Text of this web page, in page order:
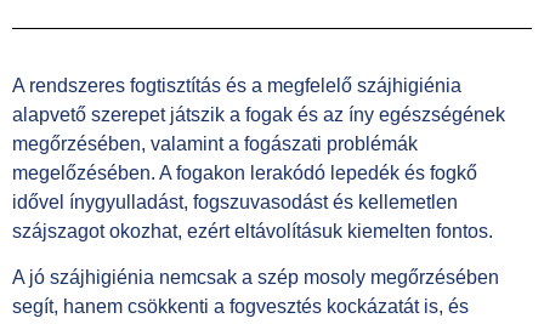
A rendszeres fogtisztítás és a megfelelő szájhigiénia
alapvető szerepet játszik a fogak és az íny egészségének
megőrzésében, valamint a fogászati problémák
megelőzésében. A fogakon lerakódó lepedék és fogkő
idővel ínygyulladást, fogszuvasodást és kellemetlen
szájszagot okozhat, ezért eltávolításuk kiemelten fontos.
A jó szájhigiénia nemcsak a szép mosoly megőrzésében
segít, hanem csökkenti a fogvesztés kockázatát is, és